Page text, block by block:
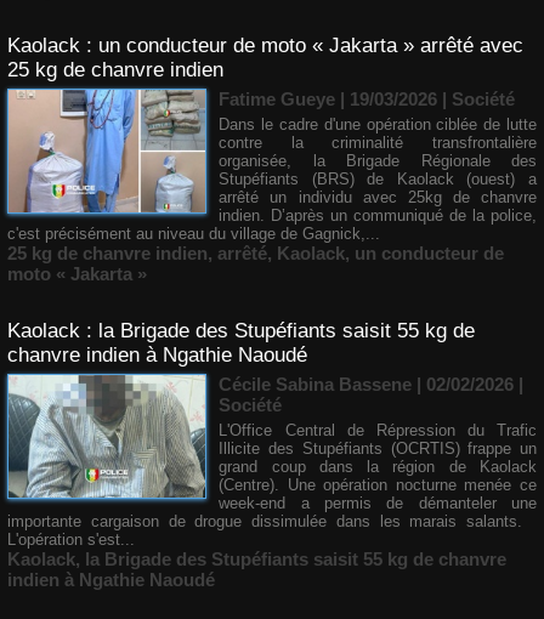
Kaolack : un conducteur de moto « Jakarta » arrêté avec
25 kg de chanvre indien
Fatime Gueye | 19/03/2026 | Société
Dans le cadre d'une opération ciblée de lutte
contre la criminalité transfrontalière
organisée, la Brigade Régionale des
Stupéfiants (BRS) de Kaolack (ouest) a
arrêté un individu avec 25kg de chanvre
indien. D’après un communiqué de la police,
c'est précisément au niveau du village de Gagnick,...
25 kg de chanvre indien, arrêté, Kaolack, un conducteur de
moto « Jakarta »
Kaolack : la Brigade des Stupéfiants saisit 55 kg de
chanvre indien à Ngathie Naoudé
Cécile Sabina Bassene | 02/02/2026 |
Société
L'Office Central de Répression du Trafic
Illicite des Stupéfiants (OCRTIS) frappe un
grand coup dans la région de Kaolack
(Centre). Une opération nocturne menée ce
week-end a permis de démanteler une
importante cargaison de drogue dissimulée dans les marais salants.
L'opération s'est...
Kaolack, la Brigade des Stupéfiants saisit 55 kg de chanvre
indien à Ngathie Naoudé